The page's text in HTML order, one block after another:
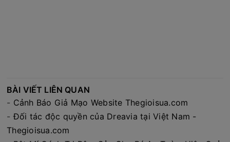
BÀI VIẾT LIÊN QUAN
- Cảnh Báo Giả Mạo Website Thegioisua.com
-Đối tác độc quyền của Dreavia tại Việt Nam -
Thegioisua.com